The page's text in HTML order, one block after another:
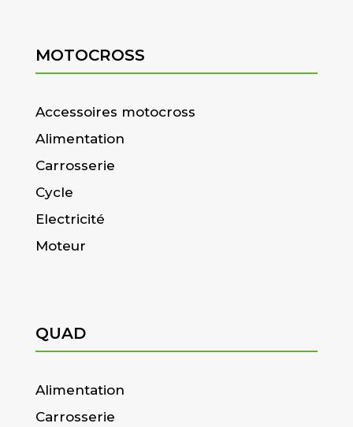
MOTOCROSS
Accessoires motocross
Alimentation
Carrosserie
Cycle
Electricité
Moteur
QUAD
Alimentation
Carrosserie